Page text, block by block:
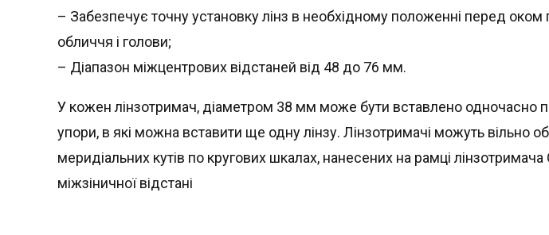
– Забезпечує точну установку лінз в необхідному положенні перед
обличчя і голови;
– Діапазон міжцентрових відстаней від 48 до 76 мм.
У кожен лінзотримач, діаметром 38 мм може бути вставлено одночасно
упори, в які можна вставити ще одну лінзу. Лінзотримачі можуть вільно
меридіальних кутів по кругових шкалах, нанесених на рамці
міжзіничної відстані